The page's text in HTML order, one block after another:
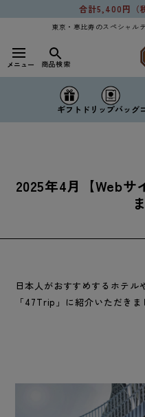
ンツに
合計5,400円（
東京・恵比寿のスペシャル
メニュー 商品検索
ギフト ドリップバッグ
2025年4月【Web
日本人がおすすめするホテル
「47Trip」に紹介いただきま